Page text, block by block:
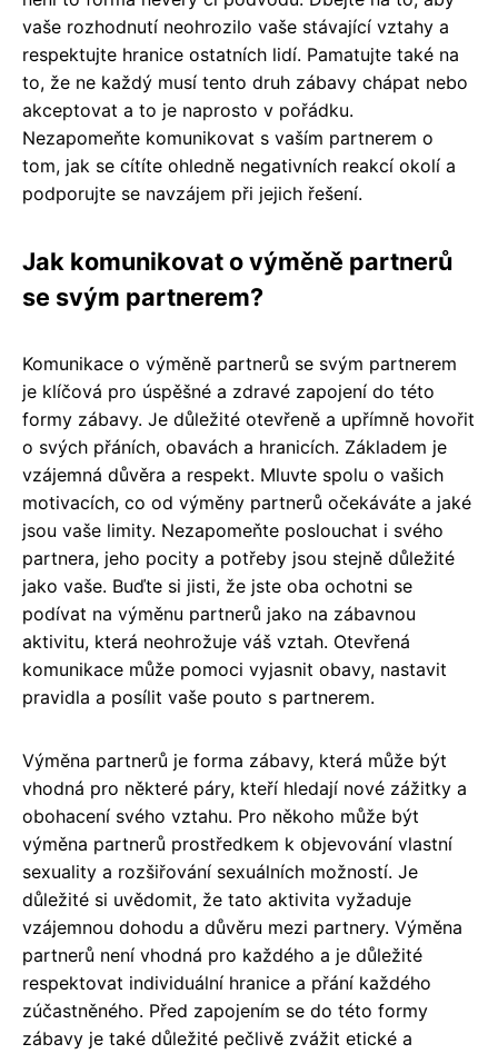
vaše rozhodnutí neohrozilo vaše stávající vztahy a
respektujte hranice ostatních lidí. Pamatujte také na
to, že ne každý musí tento druh zábavy chápat nebo
akceptovat a to je naprosto v pořádku.
Nezapomeňte komunikovat s vaším partnerem o
tom, jak se cítíte ohledně negativních reakcí okolí a
podporujte se navzájem při jejich řešení.
Jak komunikovat o výměně partnerů
se svým partnerem?
Komunikace o výměně partnerů se svým partnerem
je klíčová pro úspěšné a zdravé zapojení do této
formy zábavy. Je důležité otevřeně a upřímně hovořit
o svých přáních, obavách a hranicích. Základem je
vzájemná důvěra a respekt. Mluvte spolu o vašich
motivacích, co od výměny partnerů očekáváte a jaké
jsou vaše limity. Nezapomeňte poslouchat i svého
partnera, jeho pocity a potřeby jsou stejně důležité
jako vaše. Buďte si jisti, že jste oba ochotni se
podívat na výměnu partnerů jako na zábavnou
aktivitu, která neohrožuje váš vztah. Otevřená
komunikace může pomoci vyjasnit obavy, nastavit
pravidla a posílit vaše pouto s partnerem.
Výměna partnerů je forma zábavy, která může být
vhodná pro některé páry, kteří hledají nové zážitky a
obohacení svého vztahu. Pro někoho může být
výměna partnerů prostředkem k objevování vlastní
sexuality a rozšiřování sexuálních možností. Je
důležité si uvědomit, že tato aktivita vyžaduje
vzájemnou dohodu a důvěru mezi partnery. Výměna
partnerů není vhodná pro každého a je důležité
respektovat individuální hranice a přání každého
zúčastněného. Před zapojením se do této formy
zábavy je také důležité pečlivě zvážit etické a